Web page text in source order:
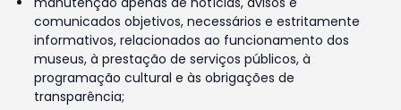
comunicados objetivos, necessários e estritamente
informativos, relacionados ao funcionamento dos
museus, à prestação de serviços públicos, à
programação cultural e às obrigações de
transparência;